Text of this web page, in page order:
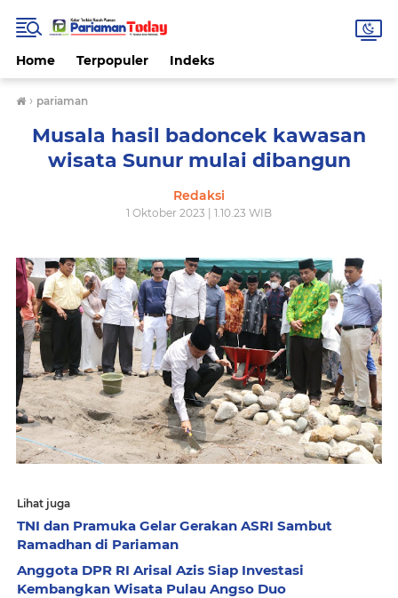
Home Terpopuler Indeks
› pariaman
Musala hasil badoncek kawasan
wisata Sunur mulai dibangun
Redaksi
1 Oktober 2023 | 1.10.23 WIB
Lihat juga
TNI dan Pramuka Gelar Gerakan ASRI Sambut
Ramadhan di Pariaman
Anggota DPR RI Arisal Azis Siap Investasi
Kembangkan Wisata Pulau Angso Duo